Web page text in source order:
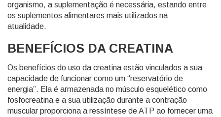
organismo, a suplementação é necessária, estando entre
os suplementos alimentares mais utilizados na
atualidade.
BENEFÍCIOS DA CREATINA
Os benefícios do uso da creatina estão vinculados a sua
capacidade de funcionar como um “reservatório de
energia”. Ela é armazenada no músculo esquelético como
fosfocreatina e a sua utilização durante a contração
muscular proporciona a ressíntese de ATP ao fornecer uma